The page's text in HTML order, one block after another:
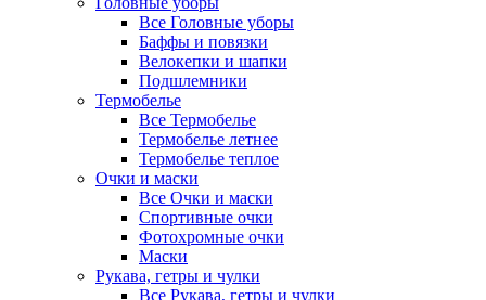
Все Головные уборы
Баффы и повязки
Велокепки и шапки
Подшлемники
Термобелье
Все Термобелье
Термобелье летнее
Термобелье теплое
Очки и маски
Все Очки и маски
Спортивные очки
Фотохромные очки
Маски
Рукава, гетры и чулки
Все Рукава, гетры и чулки